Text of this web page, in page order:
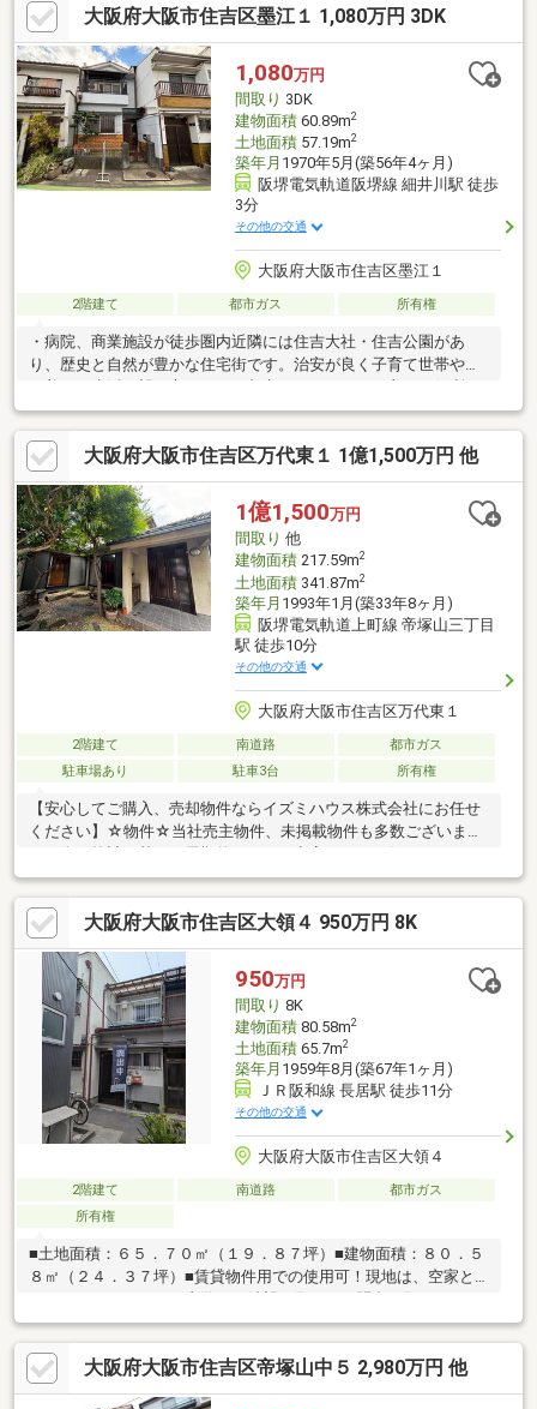
場、野球場、体育館、バーベキュー場等有）徒歩１１分■住之江
公園（テニス場、野球場、球技場、ドッグラン、プール等有）徒
歩１０分
大阪府大阪市住吉区墨江１ 1,080万円 3DK
1,080万円
間取り 3DK
建物面積60.89m2
土地面積57.19m2
築年月 1970年5月(築56年4ヶ月)
阪堺電気軌道阪堺線 細井川駅 徒歩
3分
その他の交通
大阪府大阪市住吉区墨江１
2階建て 都市ガス 所有権
・病院、商業施設が徒歩圏内近隣には住吉大社・住吉公園があ
り、歴史と自然が豊かな住宅街です。治安が良く子育て世帯や落
がらにローカルな暮らしを両立できます♪住吉区・阿倍野区・天王
寺区・東住吉区・住之江区・西成区の土地・戸建・マンション・
収益物件等様々な物件を取り扱っています。インターネットへ掲
載の無い物件等もございますので、まずは１度お問い合わせくだ
さい♪また、売却の価格査定や賃貸への住み替え、改装のご相談も
弊社にて一人の営業マンで一貫してご対応させて頂きます！お客
様からのお問合せ心よりお待ちしております！
大阪府大阪市住吉区万代東１ 1億1,500万円 他
1億1,500万円
間取り 他
建物面積217.59m2
土地面積341.87m2
築年月 1993年1月(築33年8ヶ月)
阪堺電気軌道上町線 帝塚山三丁目
駅 徒歩10分
その他の交通
大阪府大阪市住吉区万代東１
2階建て 南道路
都市ガス
駐車場あり
駐車3台 所有権
【安心してご購入、売却物件ならイズミハウス株式会社にお任せ
ください】☆物件☆当社売主物件、未掲載物件も多数ございま
特化しております。☆無料相談☆不動産投資をご検討されるにあ
たってお客様にどんなメリットがあるか、また、疑問点、ご不安
点などに対し丁寧にご説明致します。さらに、ご購入時のご資金
計画、ローン、節税対策についてもご説明致します。☆アフター
ケア☆ご購入後のアフターケアも当社にお任せ下さい。不動産全
般に関わるご相談も当社スタッフが分かりやすくご説明、ご対応
致します。◇まずはお気軽にお問い合わせ下さい◇
大阪府大阪市住吉区大領４ 950万円 8K
950万円
間取り 8K
建物面積80.58m2
土地面積65.7m2
築年月 1959年8月(築67年1ヶ月)
ＪＲ阪和線 長居駅 徒歩11分
その他の交通
大阪府大阪市住吉区大領４
2階建て 南道路
都市ガス
所有権
■土地面積：６５．７０㎡（１９．８７坪）■建物面積：８０．５
８㎡（２４．３７坪）■賃貸物件用での使用可！現地は、空家と
大阪府大阪市住吉区帝塚山中５ 2,980万円 他